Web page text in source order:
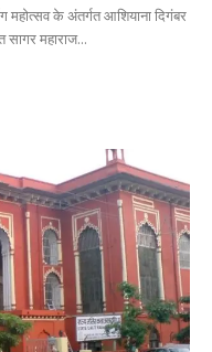
के अंतर्गत आशियाना दिगंबर
सागर महाराज...